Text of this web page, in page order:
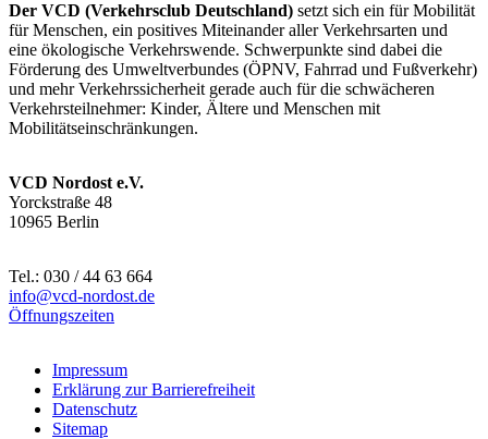
Der VCD (Verkehrsclub Deutschland) setzt sich ein für Mobilität
für Menschen, ein positives Miteinander aller Verkehrsarten und
eine ökologische Verkehrswende. Schwerpunkte sind dabei die
Förderung des Umweltverbundes (ÖPNV, Fahrrad und Fußverkehr)
und mehr Verkehrssicherheit gerade auch für die schwächeren
Verkehrsteilnehmer: Kinder, Ältere und Menschen mit
Mobilitätseinschränkungen.
VCD Nordost e.V.
Yorckstraße 48
10965 Berlin
Tel.: 030 / 44 63 664
info@vcd-nordost.de
Öffnungszeiten
Impressum
Erklärung zur Barrierefreiheit
Datenschutz
Sitemap